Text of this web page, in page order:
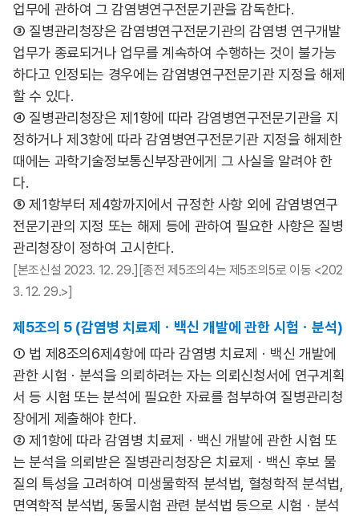
업무에 관하여 그 감염병연구전문기관을 감독한다.
③ 질병관리청장은 감염병연구전문기관의 감염병 연구개발
업무가 종료되거나 업무를 계속하여 수행하는 것이 불가능
하다고 인정되는 경우에는 감염병연구전문기관 지정을 해제
할 수 있다.
④ 질병관리청장은 제1항에 따라 감염병연구전문기관을 지
정하거나 제3항에 따라 감염병연구전문기관 지정을 해제한
때에는 과학기술정보통신부장관에게 그 사실을 알려야 한
다.
⑤ 제1항부터 제4항까지에서 규정한 사항 외에 감염병연구
전문기관의 지정 또는 해제 등에 관하여 필요한 사항은 질병
관리청장이 정하여 고시한다.
[본조신설 2023. 12. 29.][종전 제5조의4는 제5조의5로 이동 <202
3. 12. 29.>]
제5조의 5 (감염병 치료제ㆍ백신 개발에 관한 시험ㆍ분석)
① 법 제8조의6제4항에 따라 감염병 치료제ㆍ백신 개발에
관한 시험ㆍ분석을 의뢰하려는 자는 의뢰신청서에 연구계획
서 등 시험 또는 분석에 필요한 자료를 첨부하여 질병관리청
장에게 제출해야 한다.
② 제1항에 따라 감염병 치료제ㆍ백신 개발에 관한 시험 또
는 분석을 의뢰받은 질병관리청장은 치료제ㆍ백신 후보 물
질의 특성을 고려하여 미생물학적 분석법, 혈청학적 분석법,
면역학적 분석법, 동물시험 관련 분석법 등으로 시험ㆍ분석